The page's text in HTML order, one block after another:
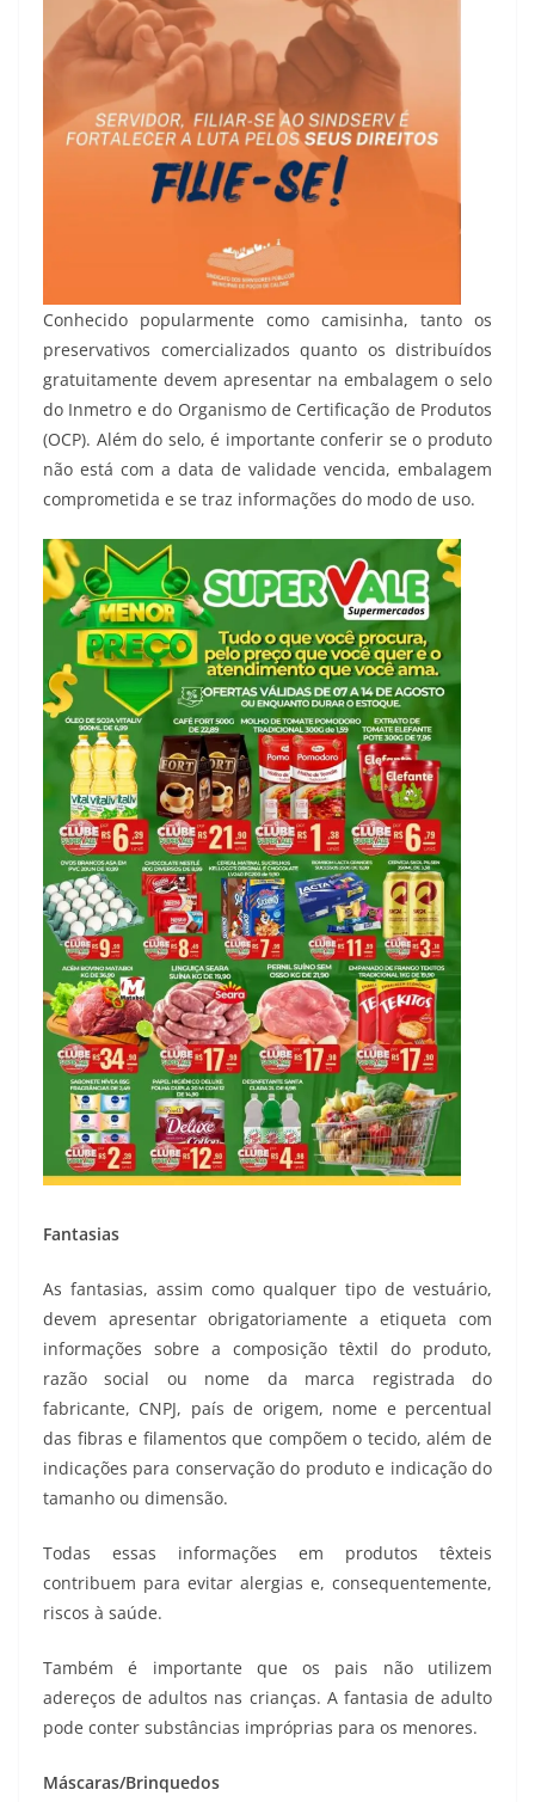
Conhecido popularmente como camisinha, tanto os
preservativos comercializados quanto os distribuídos
gratuitamente devem apresentar na embalagem o selo
do Inmetro e do Organismo de Certificação de Produtos
(OCP). Além do selo, é importante conferir se o produto
não está com a data de validade vencida, embalagem
comprometida e se traz informações do modo de uso.
Fantasias
As fantasias, assim como qualquer tipo de vestuário,
devem apresentar obrigatoriamente a etiqueta com
informações sobre a composição têxtil do produto,
razão social ou nome da marca registrada do
fabricante, CNPJ, país de origem, nome e percentual
das fibras e filamentos que compõem o tecido, além de
indicações para conservação do produto e indicação do
tamanho ou dimensão.
Todas essas informações em produtos têxteis
contribuem para evitar alergias e, consequentemente,
riscos à saúde.
Também é importante que os pais não utilizem
adereços de adultos nas crianças. A fantasia de adulto
pode conter substâncias impróprias para os menores.
Máscaras/Brinquedos